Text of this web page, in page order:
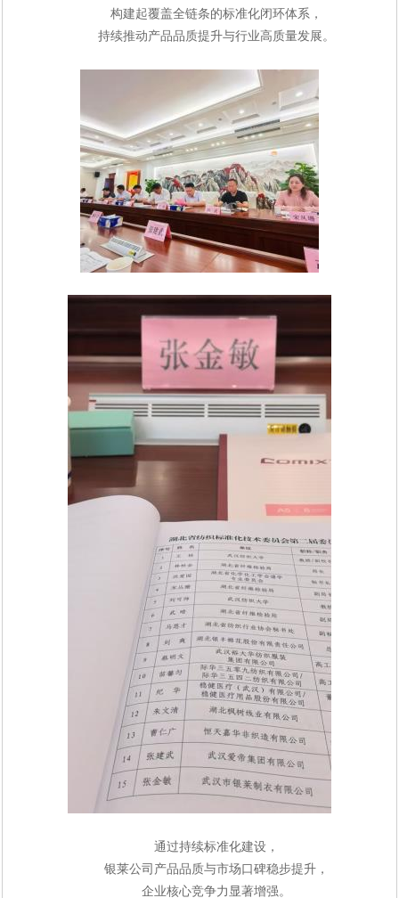
构建起覆盖全链条的标准化闭环体系，
持续推动产品品质提升与行业高质量发展。
通过持续标准化建设，
银莱公司产品品质与市场口碑稳步提升，
企业核心竞争力显著增强。